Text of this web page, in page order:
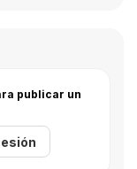
publicar un